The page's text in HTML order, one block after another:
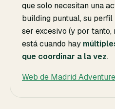
que solo necesitan una
building puntual, su
ser excesivo (y por tanto,
está cuando hay
que coordinar a la vez.
Web de Madrid Adventure